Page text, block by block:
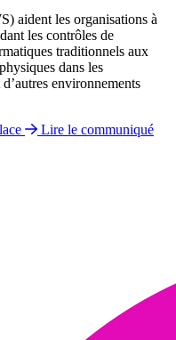
aident les organisations à
les contrôles de
traditionnels aux
dans les
environnements
Lire le communiqué